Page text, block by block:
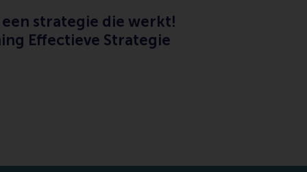
strategie die werkt!
Effectieve Strategie